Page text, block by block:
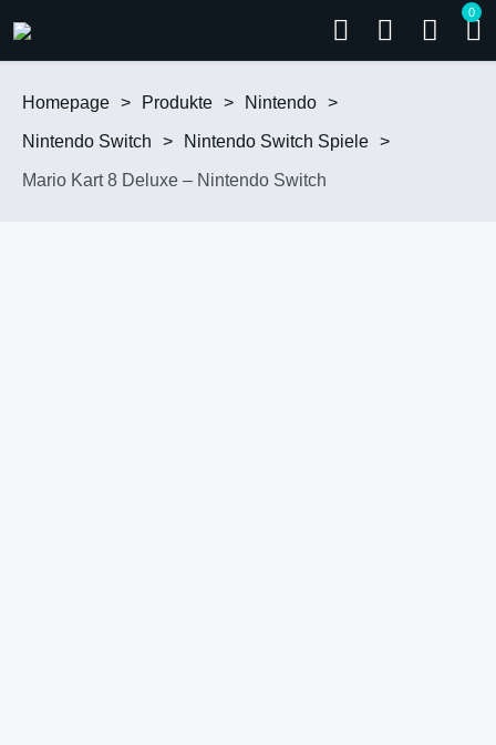
0
Homepage > Produkte > Nintendo >
Nintendo Switch > Nintendo Switch Spiele >
Mario Kart 8 Deluxe – Nintendo Switch